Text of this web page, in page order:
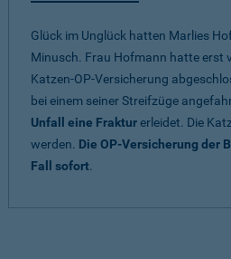
Glück im Unglück hatten Marlies
Minusch. Frau Hofmann hatte erst
Katzen-OP-Versicherung
bei einem seiner Streifzüge
Unfall eine Frakturerleidet. Die
werden. Die OP-Versicherung der
Fall sofort.